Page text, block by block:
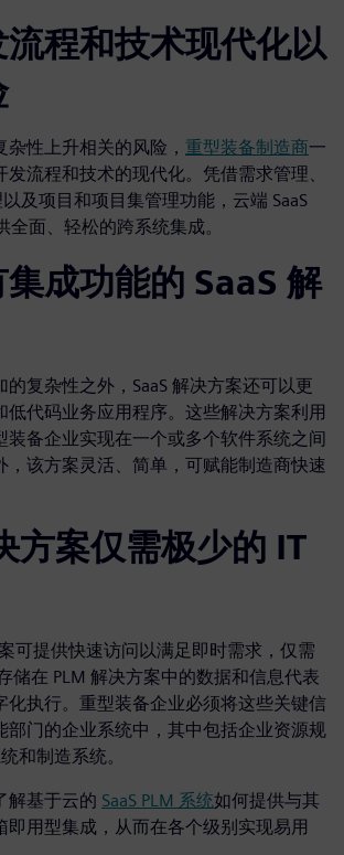
程和技术现代化以
性上升相关的风险， 重型装备制造商一
流程和技术的现代化。凭借需求管理、
及项目和项目集管理功能，云端 SaaS
全面、轻松的跨系统集成。
成功能的 SaaS 解
的复杂性之外，SaaS 解决方案还可以更
低代码业务应用程序。这些解决方案利用
装备企业实现在一个或多个软件系统之间
，该方案灵活、简单，可赋能制造商快速
方案仅需极少的 IT
案可提供快速访问以满足即时需求，仅需
储在 PLM 解决方案中的数据和信息代表
化执行。重型装备企业必须将这些关键信
部门的企业系统中，其中包括企业资源规
和制造系统。
解基于云的 SaaS PLM 系统如何提供与其
即用型集成，从而在各个级别实现易用